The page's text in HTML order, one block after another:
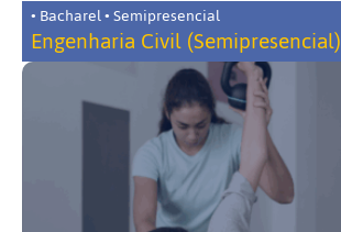
• Bacharel • Semipresencial
Engenharia Civil (Semipresencial)